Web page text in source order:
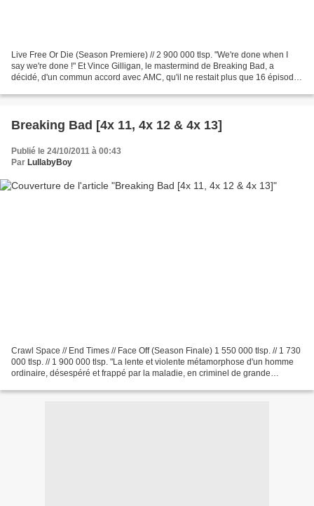
Live Free Or Die (Season Premiere) // 2 900 000 tlsp. "We're done when I
say we're done !" Et Vince Gilligan, le mastermind de Breaking Bad, a
décidé, d'un commun accord avec AMC, qu'il ne restait plus que 16 épisodes
Breaking Bad [4x 11, 4x 12 & 4x 13]
Publié le 24/10/2011 à 00:43
Par LullabyBoy
Crawl Space // End Times // Face Off (Season Finale) 1 550 000 tlsp. // 1 730
000 tlsp. // 1 900 000 tlsp. "La lente et violente métamorphose d'un homme
ordinaire, désespéré et frappé par la maladie, en criminel de grande